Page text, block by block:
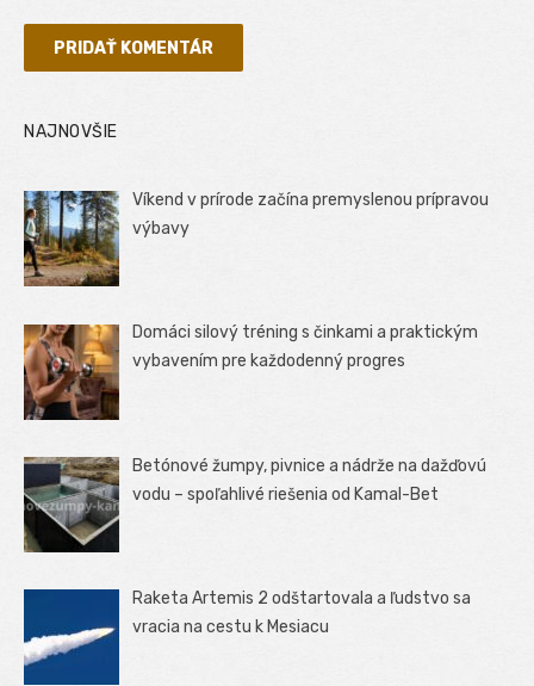
NAJNOVŠIE
Víkend v prírode začína premyslenou prípravou
výbavy
Domáci silový tréning s činkami a praktickým
vybavením pre každodenný progres
Betónové žumpy, pivnice a nádrže na dažďovú
vodu – spoľahlivé riešenia od Kamal-Bet
Raketa Artemis 2 odštartovala a ľudstvo sa
vracia na cestu k Mesiacu